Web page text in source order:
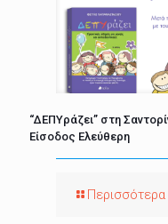
“ΔΕΠΥράζει” στη
Είσοδος Ελεύθερη
Περισσότερα